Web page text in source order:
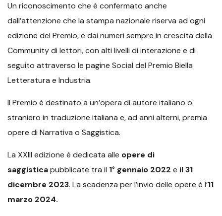
Un riconoscimento che è confermato anche
dall’attenzione che la stampa nazionale riserva ad ogni
edizione del Premio, e dai numeri sempre in crescita della
Community di lettori, con alti livelli di interazione e di
seguito attraverso le pagine Social del Premio Biella
Letteratura e Industria.
Il Premio è destinato a un’opera di autore italiano o
straniero in traduzione italiana e, ad anni alterni, premia
opere di Narrativa o Saggistica.
La XXIII edizione è dedicata alle opere di
saggisticapubblicate tra il 1° gennaio 2022 e il 31
dicembre 2023. La scadenza per l’invio delle opere è l’11
marzo 2024.